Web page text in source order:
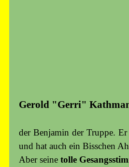
Gerold "Gerri"
der Benjamin der Truppe.
und hat auch ein Bisschen
Aber seinetolle